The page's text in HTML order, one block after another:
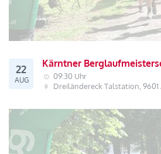
22
AUG
Kärntner
09:30 Uhr
Dreiländereck Talstation,